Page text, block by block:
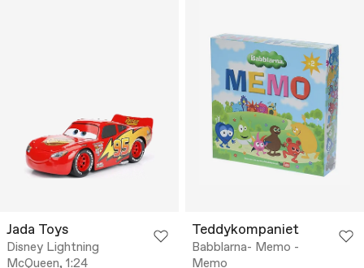
Jada Toys
Disney Lightning
McQueen, 1:24
Teddykompaniet
Babblarna- Memo -
Memo